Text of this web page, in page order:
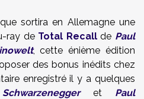
sortira en Allemagne une
ray de Total Recallde Paul
, cette énième édition
des bonus inédits chez
enregistré il y a quelques
et Paul